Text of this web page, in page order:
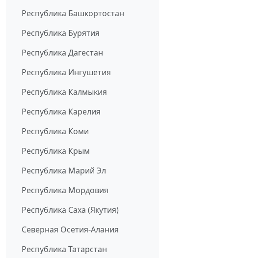
Республика Башкортостан
Республика Бурятия
Республика Дагестан
Республика Ингушетия
Республика Калмыкия
Республика Карелия
Республика Коми
Республика Крым
Республика Марий Эл
Республика Мордовия
Республика Саха (Якутия)
Северная Осетия-Алания
Республика Татарстан